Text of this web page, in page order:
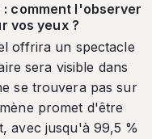
: comment l'observer
vos yeux ?
offrira un spectacle
sera visible dans
se trouvera pas sur
promet d'être
avec jusqu'à 99,5 %